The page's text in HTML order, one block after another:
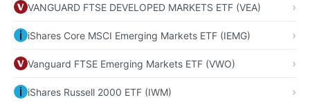
VANGUARD FTSE DEVELOPED MARKETS ETF (VEA)
iShares Core MSCI Emerging Markets ETF (IEMG)
Vanguard FTSE Emerging Markets ETF (VWO)
iShares Russell 2000 ETF (IWM)